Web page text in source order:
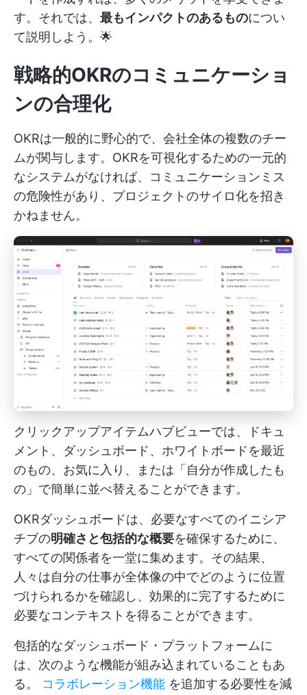
す。それでは、 最もインパクトのあるものについ
て説明しよう。🌟
戦略的OKRのコミュニケーショ
ンの合理化
OKRは一般的に野心的で、会社全体の複数のチー
ムが関与します。OKRを可視化するための一元的
なシステムがなければ、コミュニケーションミス
の危険性があり、プロジェクトのサイロ化を招き
かねません。
クリックアップアイテムハブビューでは、ドキュ
メント、ダッシュボード、ホワイトボードを最近
のもの、お気に入り、または「自分が作成したも
の」で簡単に並べ替えることができます。
OKRダッシュボードは、必要なすべてのイニシア
チブの明確さと包括的な概要を確保するために、
すべての関係者を一堂に集めます。その結果、
人々は自分の仕事が全体像の中でどのように位置
づけられるかを確認し、効果的に完了するために
必要なコンテキストを得ることができます。
包括的なダッシュボード・プラットフォームに
は、次のような機能が組み込まれていることもあ
る。 コラボレーション機能 を追加する必要性を減